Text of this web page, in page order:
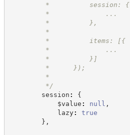
*          session: {
*              ...
*          },
*
*          items: [{
*              ...
*          }]
*      });
*
*/
session :
{
$value : null ,
lazy:
true
} ,